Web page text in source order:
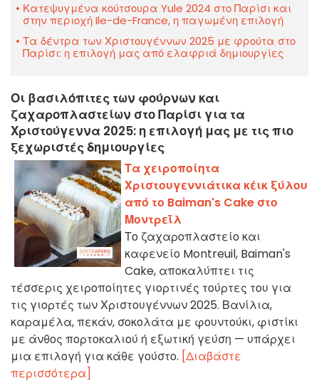
Κατεψυγμένα κούτσουρα Yule 2024 στο Παρίσι και
στην περιοχή Ile-de-France, η παγωμένη επιλογή
Τα δέντρα των Χριστουγέννων 2025 με φρούτα στο
Παρίσι: η επιλογή μας από ελαφριά δημιουργίες
Οι βασιλόπιτες των φούρνων και
ζαχαροπλαστείων στο Παρίσι για τα
Χριστούγεννα 2025: η επιλογή μας με τις πιο
ξεχωριστές δημιουργίες
Τα χειροποίητα
Χριστουγεννιάτικα κέικ ξύλου
από το Baiman's Cake στο
Μοντρεΐλ
Το ζαχαροπλαστείο και
καφενείο Montreuil, Baiman's
Cake, αποκαλύπτει τις
τέσσερις χειροποίητες γιορτινές τούρτες του για
τις γιορτές των Χριστουγέννων 2025. Βανίλια,
καραμέλα, πεκάν, σοκολάτα με φουντούκι, φιστίκι
με άνθος πορτοκαλιού ή εξωτική γεύση — υπάρχει
μια επιλογή για κάθε γούστο. [Διαβάστε
περισσότερα]